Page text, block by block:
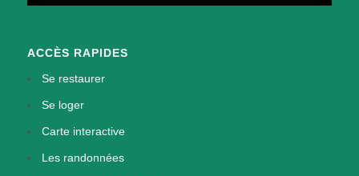
ACCÈS RAPIDES
Se restaurer
Se loger
Carte interactive
Les randonnées